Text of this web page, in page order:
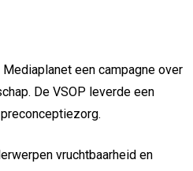
een campagne over
De VSOP leverde een
vruchtbaarheid en